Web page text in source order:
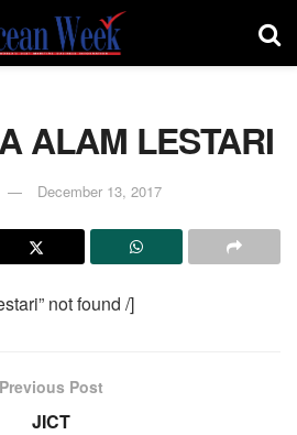
ALAM LESTARI
December 13, 2017
not found /]
Previous Post
JICT